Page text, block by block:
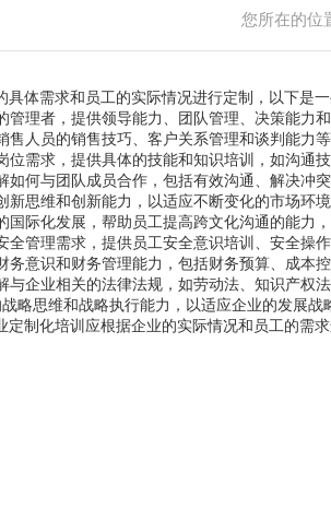
您所在的位
体需求和员工的实际情况进行定制，以下是
管理者，提供领导能力、团队管理、决策能力和
售人员的销售技巧、客户关系管理和谈判能力
位需求，提供具体的技能和知识培训，如沟通
如何与团队成员合作，包括有效沟通、解决冲突
思维和创新能力，以适应不断变化的市场环境
国际化发展，帮助员工提高跨文化沟通的能力
管理需求，提供员工安全意识培训、安全操作
务意识和财务管理能力，包括财务预算、成本控
与企业相关的法律法规，如劳动法、知识产权法
略思维和战略执行能力，以适应企业的发展战
制化培训应根据企业的实际情况和员工的需求